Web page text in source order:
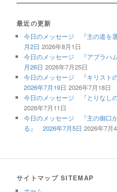
最近の更新
今日のメッセージ 『主の道を
月2日 2026年8月1日
今日のメッセージ 『アブラハ
月26日 2026年7月25日
今日のメッセージ 『キリスト
2026年7月19日 2026年7月18日
今日のメッセージ 『とりなし
2026年7月11日
今日のメッセージ 『主の御口
る』 2026年7月5日 2026年7月
サイトマップ SITEMAP